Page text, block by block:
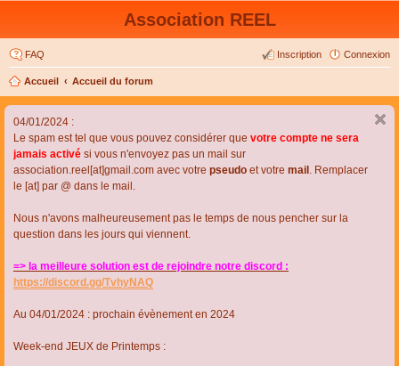
Association REEL
FAQ Connexion
Inscription
Accueil Accueil du forum
04/01/2024 :
Le spam est tel que vous pouvez considérer que votre compte ne sera
jamais activé si vous n'envoyez pas un mail sur
association.reel[at]gmail.com avec votre pseudo et votre mail . Remplacer
le [at] par @ dans le mail.
Nous n'avons malheureusement pas le temps de nous pencher sur la
question dans les jours qui viennent.
=> la meilleure solution est de rejoindre notre discord :
https://discord.gg/TvhyNAQ
Au 04/01/2024 : prochain évènement en 2024
Week-end JEUX de Printemps :